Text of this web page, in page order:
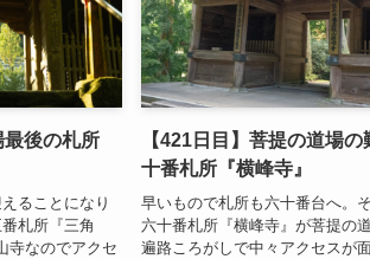
最後の札所
ることになり
札所『三角
寺なのでアクセ
【421日目】菩提の道場
十番札所『横峰寺』
早いもので札所も六十番台へ。
六十番札所『横峰寺』が菩提の
遍路ころがしで中々アクセスが